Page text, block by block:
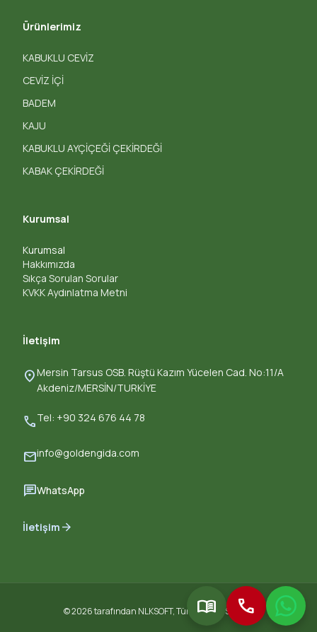
Ürünlerimiz
KABUKLU CEVİZ
CEVİZ İÇİ
BADEM
KAJU
KABUKLU AYÇİÇEĞİ ÇEKİRDEĞİ
KABAK ÇEKİRDEĞİ
Kurumsal
Kurumsal
Hakkımızda
Sıkça Sorulan Sorular
KVKK Aydınlatma Metni
İletişim
location_onMersin Tarsus OSB. Rüştü Kazım Yücelen Cad. No:11/A
Akdeniz/MERSİN/TURKİYE
callTel: +90 324 676 44 78
mailinfo@goldengida.com
chatWhatsApp
İletişim arrow_forward
© 2026 tarafından NLKSOFT, Tüm Hakları Saklıdır
menu_book call